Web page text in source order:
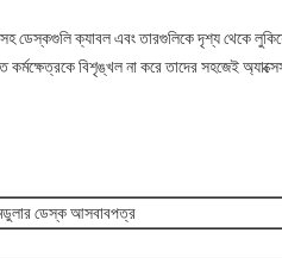
ডেস্কগুলি ক্যাবল এবং তারগুলিকে দৃশ্য থেকে
বিশৃঙ্খল না করে তাদের সহজেই
ডেস্ক আসবাবপত্র